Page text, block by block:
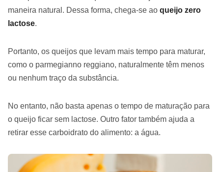
maneira natural. Dessa forma, chega-se ao queijo zero
lactose.
Portanto, os queijos que levam mais tempo para maturar,
como o parmegianno reggiano, naturalmente têm menos
ou nenhum traço da substância.
No entanto, não basta apenas o tempo de maturação para
o queijo ficar sem lactose. Outro fator também ajuda a
retirar esse carboidrato do alimento: a água.